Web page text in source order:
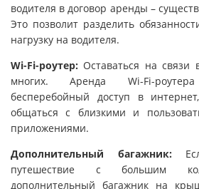
водителя в договор аренды –
Это позволит разделить
нагрузку на водителя.
Wi-Fi-роутер: Оставаться на связи
многих. Аренда Wi-Fi-
бесперебойный доступ в
общаться с близкими и
приложениями.
Дополнительный багажник:
путешествие с большим
дополнительный багажник на